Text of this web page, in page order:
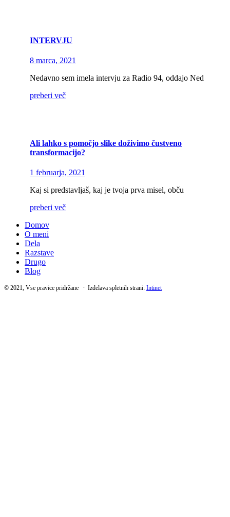
INTERVJU
8 marca, 2021
Nedavno sem imela intervju za Radio 94, oddajo Ned
preberi več
Ali lahko s pomočjo slike doživimo čustveno
transformacijo?
1 februarja, 2021
Kaj si predstavljaš, kaj je tvoja prva misel, obču
preberi več
Domov
O meni
Dela
Razstave
Drugo
Blog
© 2021, Vse pravice pridržane ∙ Izdelava spletnih strani: Intinet